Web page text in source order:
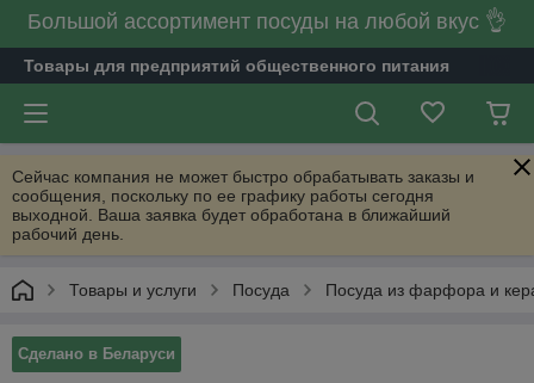
Большой ассортимент посуды на любой вкус 👌
Товары для предприятий общественного питания
Сейчас компания не может быстро обрабатывать заказы и
сообщения, поскольку по ее графику работы сегодня
выходной. Ваша заявка будет обработана в ближайший
рабочий день.
Товары и услуги Посуда Посуда из фарфора и
Сделано в Беларуси